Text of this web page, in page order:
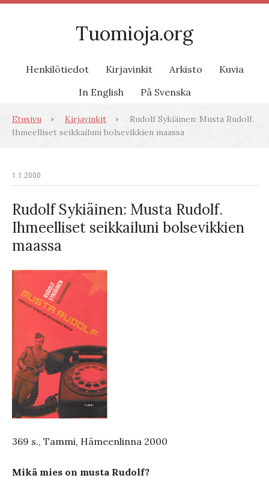
Tuomioja.org
Henkilötiedot Kirjavinkit Arkisto
Kuvia
In English
På Svenska
Etusivu Kirjavinkit
Rudolf Sykiäinen: Musta Rudolf.
Ihmeelliset seikkailuni bolsevikkien maassa
1.1.2000
Rudolf Sykiäinen: Musta Rudolf.
Ihmeelliset seikkailuni bolsevikkien
maassa
369 s., Tammi, Hämeenlinna 2000
Mikä mies on musta Rudolf?